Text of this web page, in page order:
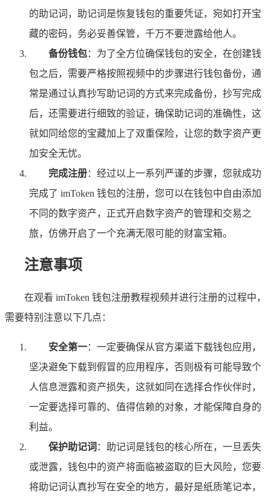
的助记词，助记词是恢复钱包的重要凭证，宛如打开宝
藏的密码，务必妥善保管，千万不要泄露给他人。
备份钱包：为了全方位确保钱包的安全，在创建钱
包之后，需要严格按照视频中的步骤进行钱包备份，通
常是通过认真抄写助记词的方式来完成备份，抄写完成
后，还需要进行细致的验证，确保助记词的准确性，这
就如同给您的宝藏加上了双重保险，让您的数字资产更
加安全无忧。
完成注册：经过以上一系列严谨的步骤，您就成功
完成了 imToken 钱包的注册，您可以在钱包中自由添加
不同的数字资产，正式开启数字资产的管理和交易之
旅，仿佛开启了一个充满无限可能的财富宝箱。
注意事项
在观看 imToken 钱包注册教程视频并进行注册的过程中，
需要特别注意以下几点：
安全第一：一定要确保从官方渠道下载钱包应用，
坚决避免下载到假冒的应用程序，否则极有可能导致个
人信息泄露和资产损失，这就如同在选择合作伙伴时，
一定要选择可靠的、值得信赖的对象，才能保障自身的
利益。
保护助记词 ：助记词是钱包的核心所在，一旦丢失
或泄露，钱包中的资产将面临被盗取的巨大风险，您要
将助记词认真抄写在安全的地方，最好是纸质笔记本，